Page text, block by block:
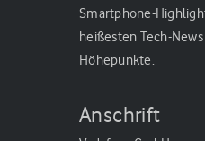
Smartphone-
heißesten Tech-
Höhepunkte.
Anschrift